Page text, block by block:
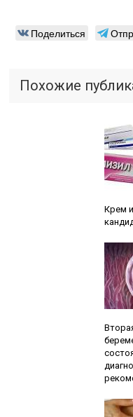
Поделиться
Похожие
Крем